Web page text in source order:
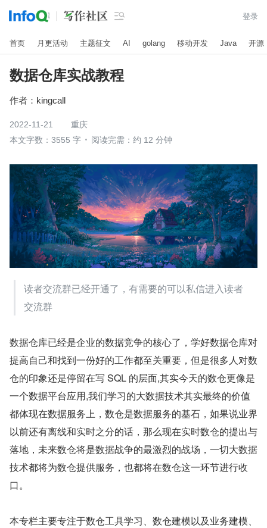
 登录
首页 月更活动 主题征文 AI golang 移动开发 Java 开源
数据仓库实战教程
作者： kingcall
2022-11-21
重庆
本文字数：3555 字
阅读完需：约 12 分钟
读者交流群已经开通了，有需要的可以私信进入读者
交流群
数据仓库已经是企业的数据竞争的核心了，学好数据仓库对
提高自己和找到一份好的工作都至关重要，但是很多人对数
仓的印象还是停留在写 SQL 的层面,其实今天的数仓更像是
一个数据平台应用,我们学习的大数据技术其实最终的价值
都体现在数据服务上，数仓是数据服务的基石，如果说业界
以前还有离线和实时之分的话，那么现在实时数仓的提出与
落地，未来数仓将是数据战争的最激烈的战场，一切大数据
技术都将为数仓提供服务，也都将在数仓这一环节进行收
口。
本专栏主要专注于数仓工具学习、数仓建模以及业务建模、